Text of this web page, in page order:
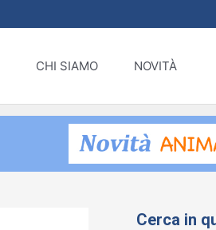
CHI SIAMO NOVITÀ
Cerca in